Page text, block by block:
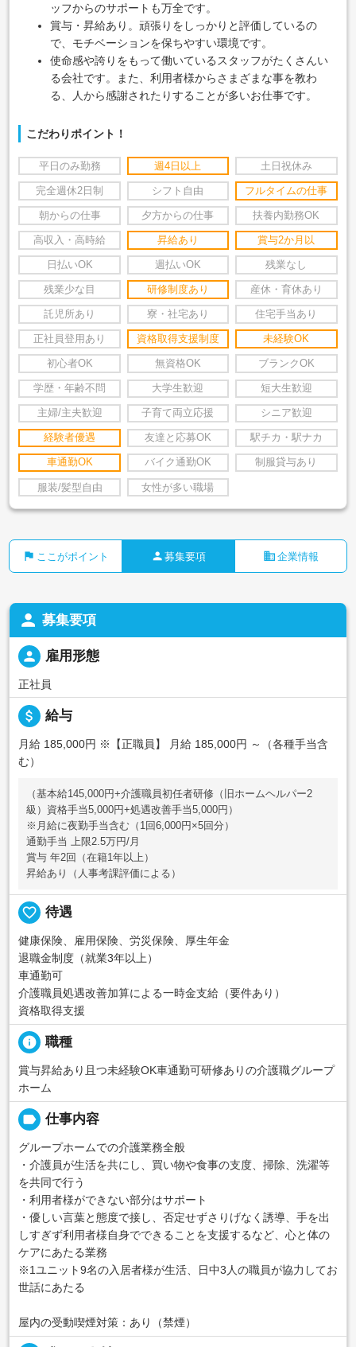
ッフからのサポートも万全です。
賞与・昇給あり。頑張りをしっかりと評価しているの
で、モチベーションを保ちやすい環境です。
使命感や誇りをもって働いているスタッフがたくさんい
る会社です。また、利用者様からさまざまな事を教わ
る、人から感謝されたりすることが多いお仕事です。
こだわりポイント！
平日のみ勤務 週4日以上 土日祝休み
完全週休2日制 シフト自由 フルタイムの仕事
朝からの仕事 夕方からの仕事 扶養内勤務OK
高収入・高時給 昇給あり 賞与2か月以
日払いOK 週払いOK 残業なし
残業少な目 研修制度あり 産休・育休あり
託児所あり 寮・社宅あり 住宅手当あり
正社員登用あり 資格取得支援制度 未経験OK
初心者OK 無資格OK ブランクOK
学歴・年齢不問 大学生歓迎 短大生歓迎
主婦/主夫歓迎 子育て両立応援 シニア歓迎
経験者優遇 友達と応募OK 駅チカ・駅ナカ
車通勤OK バイク通勤OK 制服貸与あり
服装/髪型自由 女性が多い職場
flag ここがポイント person 募集要項 business 企業情報
person 募集要項
person 雇用形態
正社員
attach_money 給与
月給 185,000円 ※【正職員】 月給 185,000円 ～（各種手当含
む）
（基本給145,000円+介護職員初任者研修（旧ホームヘルパー2
級）資格手当5,000円+処遇改善手当5,000円）
※月給に夜勤手当含む（1回6,000円×5回分）
通勤手当 上限2.5万円/月
賞与 年2回（在籍1年以上）
昇給あり（人事考課評価による）
favorite_border 待遇
健康保険、雇用保険、労災保険、厚生年金
退職金制度（就業3年以上）
車通勤可
介護職員処遇改善加算による一時金支給（要件あり）
資格取得支援
info 職種
賞与昇給あり且つ未経験OK車通勤可研修ありの介護職グループ
ホーム
label 仕事内容
グループホームでの介護業務全般
・介護員が生活を共にし、買い物や食事の支度、掃除、洗濯等
を共同で行う
・利用者様ができない部分はサポート
・優しい言葉と態度で接し、否定せずさりげなく誘導、手を出
しすぎず利用者様自身でできることを支援するなど、心と体の
ケアにあたる業務
※1ユニット9名の入居者様が生活、日中3人の職員が協力してお
世話にあたる
屋内の受動喫煙対策：あり（禁煙）